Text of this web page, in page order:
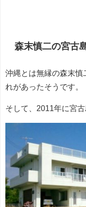
森末慎二の宮古
沖縄とは無縁の森末
れがあったそうです。
そして、2011年に宮